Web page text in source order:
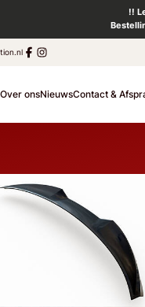
!!
Over onsNieuwsContact &